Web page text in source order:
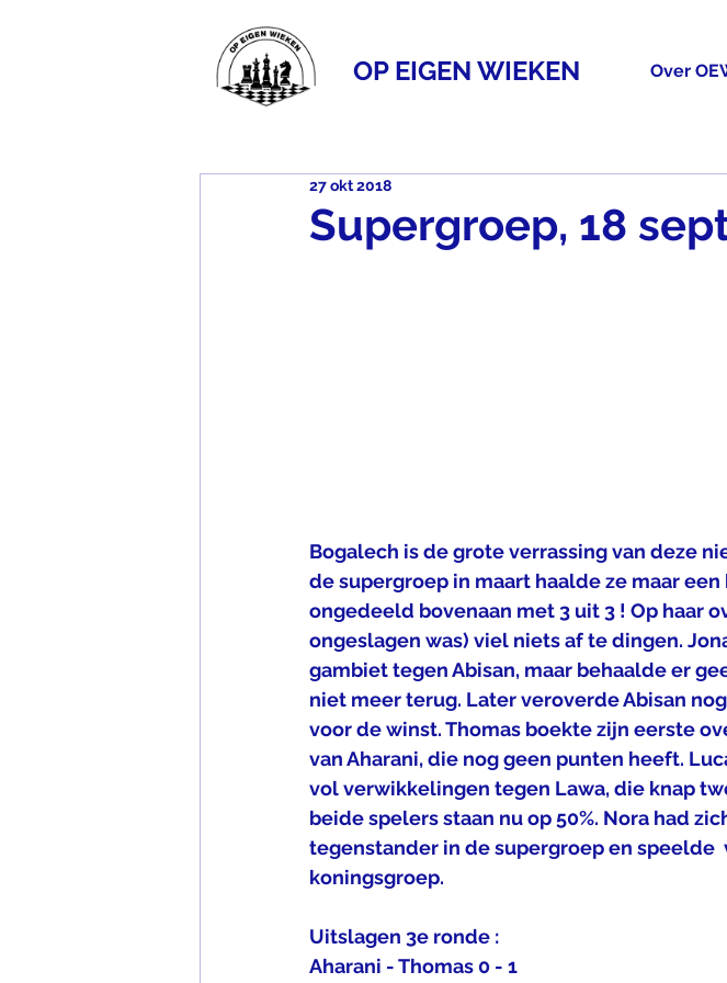
OP EIGEN WIEKEN Over
Supergroep, 18
27 okt 2018
Bogalech is de grote verrassing van deze
de supergroep in maart haalde ze maar
ongedeeld bovenaan met 3 uit 3 ! Op haar
ongeslagen was) viel niets af te dingen.
gambiet tegen Abisan, maar behaalde er
niet meer terug. Later veroverde Abisan
voor de winst. Thomas boekte zijn eerste
van Aharani, die nog geen punten heeft.
vol verwikkelingen tegen Lawa, die knap
beide spelers staan nu op 50%. Nora had
tegenstander in de supergroep en
koningsgroep.
Uitslagen 3e ronde :
Aharani - Thomas 0 - 1